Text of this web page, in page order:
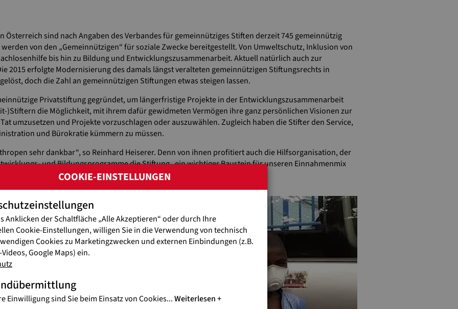
Österreich sind nach Angaben des Verbandes für gemeinnütziges Stiften derzeit 745 gemeinnützig
von den „Gemeinnützigen“ für soziale Zwecke bereitgestellt. Von Umweltschutz, Inklusion von
bis hin zu Bildung und Entwicklungszusammenarbeit. Aktuell natürlich auch zur
2015 erfolgte Modernisierung des damals längst veralteten gemeinnützigen Stiftungsrechts in
doch die Zahl an gemeinnützigen Stiftungen etwas steigen lassen.
Privatstiftung gegründet, um längerfristige Projekte in der Entwicklungszusammenarbeit
)Stiftern die Möglichkeit, mit ihrem dafür gewidmeten Vermögen ihre ganz persönlichen Visionen zur
umzusetzen und Projekte vorzuschlagen oder auszuwählen. Zugleich haben die Stifter den Service,
und Bürokratie kümmern zu müssen.
sehr dankbar“, so Reinhard Heiserer. Denn von ihnen profitiert auch die Hilfsorganisation, der
und Bildungsprogramme die Stiftung „ein wichtiger Baustein für unseren Einnahmenmix
Förderungen.“COOKIE-EINSTELLUNGEN
Anklicken der Schaltfläche „Alle Akzeptieren“ oder durch Ihre
Cookie-Einstellungen, willigen Sie in die Verwendung von technisch
Cookies zu Marketingzwecken und externen Einbindungen (z.B.
Google Maps) ein.
Einwilligung sind Sie beim Einsatz von Cookies...Weiterlesen